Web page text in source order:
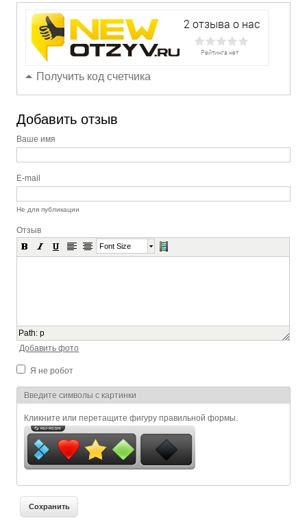
Получить код счетчика
Добавить отзыв
Ваше имя
E-mail
Не для публикации
Отзыв
Font Size
Path:p
Добавить фото
Я не робот
Я спамер
Введите символы с картинки
Кликните или перетащите фигуру правильной формы.